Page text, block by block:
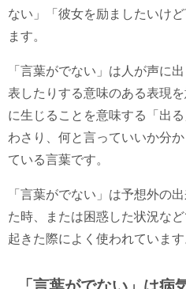
ない」「彼女を励ましたいけ
ます。
「言葉がでない」は人が声に
表したりする意味のある表現
に生じることを意味する「出
わさり、何と言っていいか分
ている言葉です。
「言葉がでない」は予想外の
た時、または困惑した状況な
起きた際によく使われています